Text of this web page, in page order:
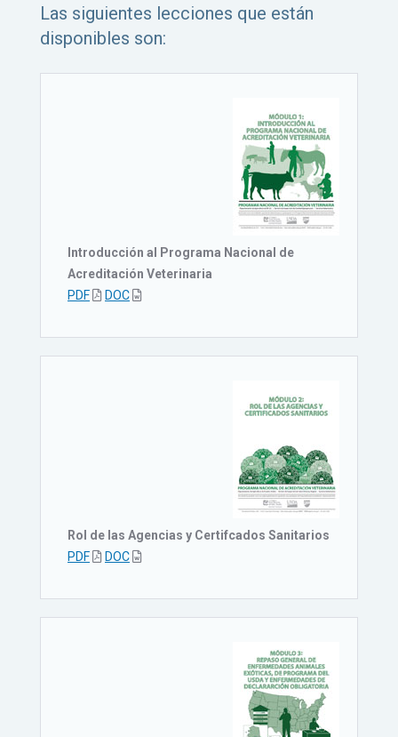
Las siguientes lecciones que están
disponibles son:
Introducción al Programa Nacional de
Acreditación Veterinaria
PDF
DOC
Rol de las Agencias y Certifcados Sanitarios
PDF
DOC